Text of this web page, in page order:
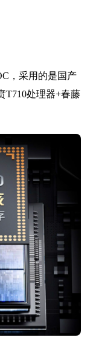
，采用的是国产
T710处理器+春藤